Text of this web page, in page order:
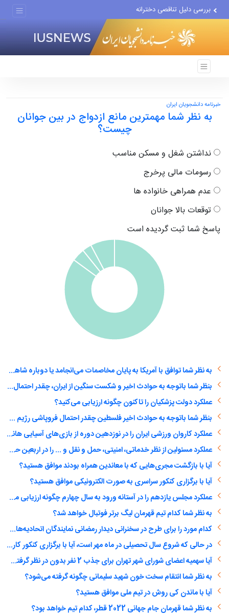
بررسی دلیل تناقصی دخترانه
تغییر ناگهانی روی نیمکت...
خبرنامه دانشجویان ایران
به نظر شما مهمترین مانع ازدواج در بین جوانان
چیست؟
نداشتن شغل و مسکن مناسب
رسومات مالی پرخرج
عدم همراهی خانواده ها
توقعات بالا جوانان
پاسخ شما ثبت گردیده است
به نظر شما توافق با آمریکا به پایان مخاصمات می‌انجامد یا دوباره شاهد یک درگیری تمام عیار خواهیم بود؟
بنظر شما باتوجه به حوادث اخیر و شکست سنگین از ایران، چقدر احتمال فروپاشی رژیم صهیونیستی وجود دارد؟
عملکرد دولت پزشکیان را تاکنون چگونه ارزیابی می‌کنید؟
بنظر شما باتوجه به حوادث اخیر فلسطین چقدر احتمال فروپاشی رژیم صهیونیستی وجود دارد؟
عملکرد کاروان ورزشی ایران را در نوزدهین دوره از بازی‌های آسیایی هانگژو را چه‌گونه ارزیابی می‌کنید؟
عملکرد مسئولین از نظر خدماتی، امنیتی، حمل و نقل و ... را در اربعین حسینی امسال چگونه ارزیابی می‌کنید؟
آیا با بازگشت مجری‌هایی که با معاندین همراه بودند موافق هستید؟
آیا با برگزاری کنکور سراسری به صورت الکترونیکی موافق هستید؟
عملکرد مجلس یازدهم را در آستانه ورود به سال چهارم چگونه ارزیابی می‌کنید؟
به نظر شما کدام تیم قهرمان لیگ برتر فوتبال خواهد شد؟
کدام مورد را برای طرح در سخنرانی دیدار رمضانی نمایندگان اتحادیه‌های دانشجویی مناسب‌تر می‌دانید؟ (انتخاب چند گزینه ممکن است)
در حالی که شروع سال تحصیلی در ماه مهر است، آیا با برگزاری کنکور کارشناسی ارشد و دکتری در اسفند ماه موافق هستید؟
آیا سهمیه اعضای شورای شهر تهران برای جذب 2 نفر بدون در نظر گرفتن مدرک و سابقه کار همانند یک دختر دهه هشتادی را درست می‌دانید؟
به نظر شما انتقام سخت خون شهید سلیمانی چگونه گرفته می‌شود؟
آیا با ماندن کی روش در تیم ملی موافق هستید؟
به نظر شما قهرمان جام جهانی 2022 قطر، کدام تیم خواهد بود؟